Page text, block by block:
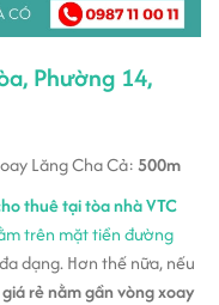
Phường 14,
Lăng Cha Cả:500m
thuê tại tòa nhà VTC
trên mặt tiền đường
dạng. Hơn thế nữa, nếu
rẻ nằm gần vòng xoay